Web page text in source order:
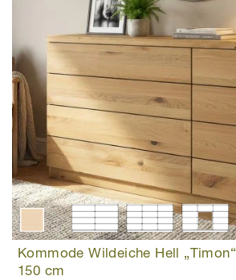
Kommode Wildeiche Hell „Timon“
150 cm